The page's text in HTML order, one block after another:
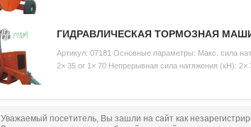
ГИДРАВЛИЧЕСКАЯ ТОРМОЗНАЯ
Артикул: 07181 Основные параметры: Макс. сила
2× 35 or 1× 70 Непрерывная сила натяжения (кН): 2×
Уважаемый посетитель, Вы зашли на сайт как